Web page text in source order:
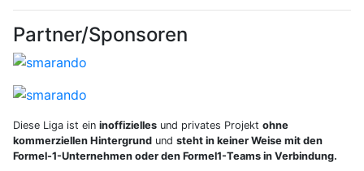
Partner/Sponsoren
Diese Liga ist ein inoffizielles und privates Projekt ohne
kommerziellen Hintergrund und steht in keiner Weise mit den
Formel-1-Unternehmen oder den Formel1-Teams in Verbindung.